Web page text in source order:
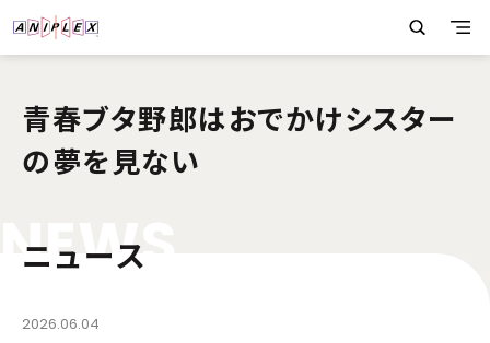
青春ブタ野郎はおでかけシスター
の夢を見ない
NEWS
ニュース
2026.06.04